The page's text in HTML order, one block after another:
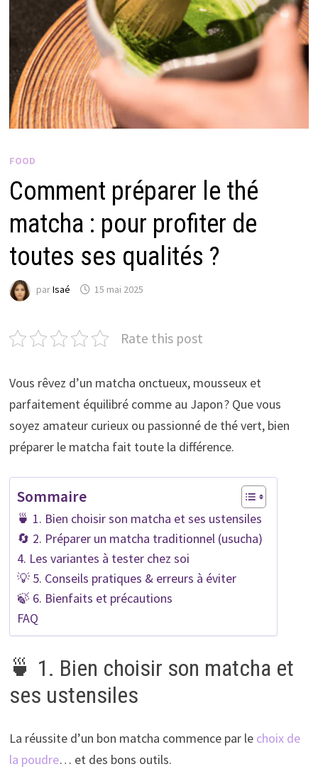
FOOD
Comment préparer le thé
matcha : pour profiter de
toutes ses qualités ?
parIsaé 15 mai 2025
Rate this post
Vous rêvez d’un matcha onctueux, mousseux et
parfaitement équilibré comme au Japon ? Que vous
soyez amateur curieux ou passionné de thé vert, bien
préparer le matcha fait toute la différence.
Sommaire
🍵 1. Bien choisir son matcha et ses ustensiles
🔄 2. Préparer un matcha traditionnel (usucha)
4. Les variantes à tester chez soi
💡 5. Conseils pratiques & erreurs à éviter
🍃 6. Bienfaits et précautions
FAQ
🍵 1. Bien choisir son matcha et
ses ustensiles
La réussite d’un bon matcha commence par le choix de
la poudre… et des bons outils.